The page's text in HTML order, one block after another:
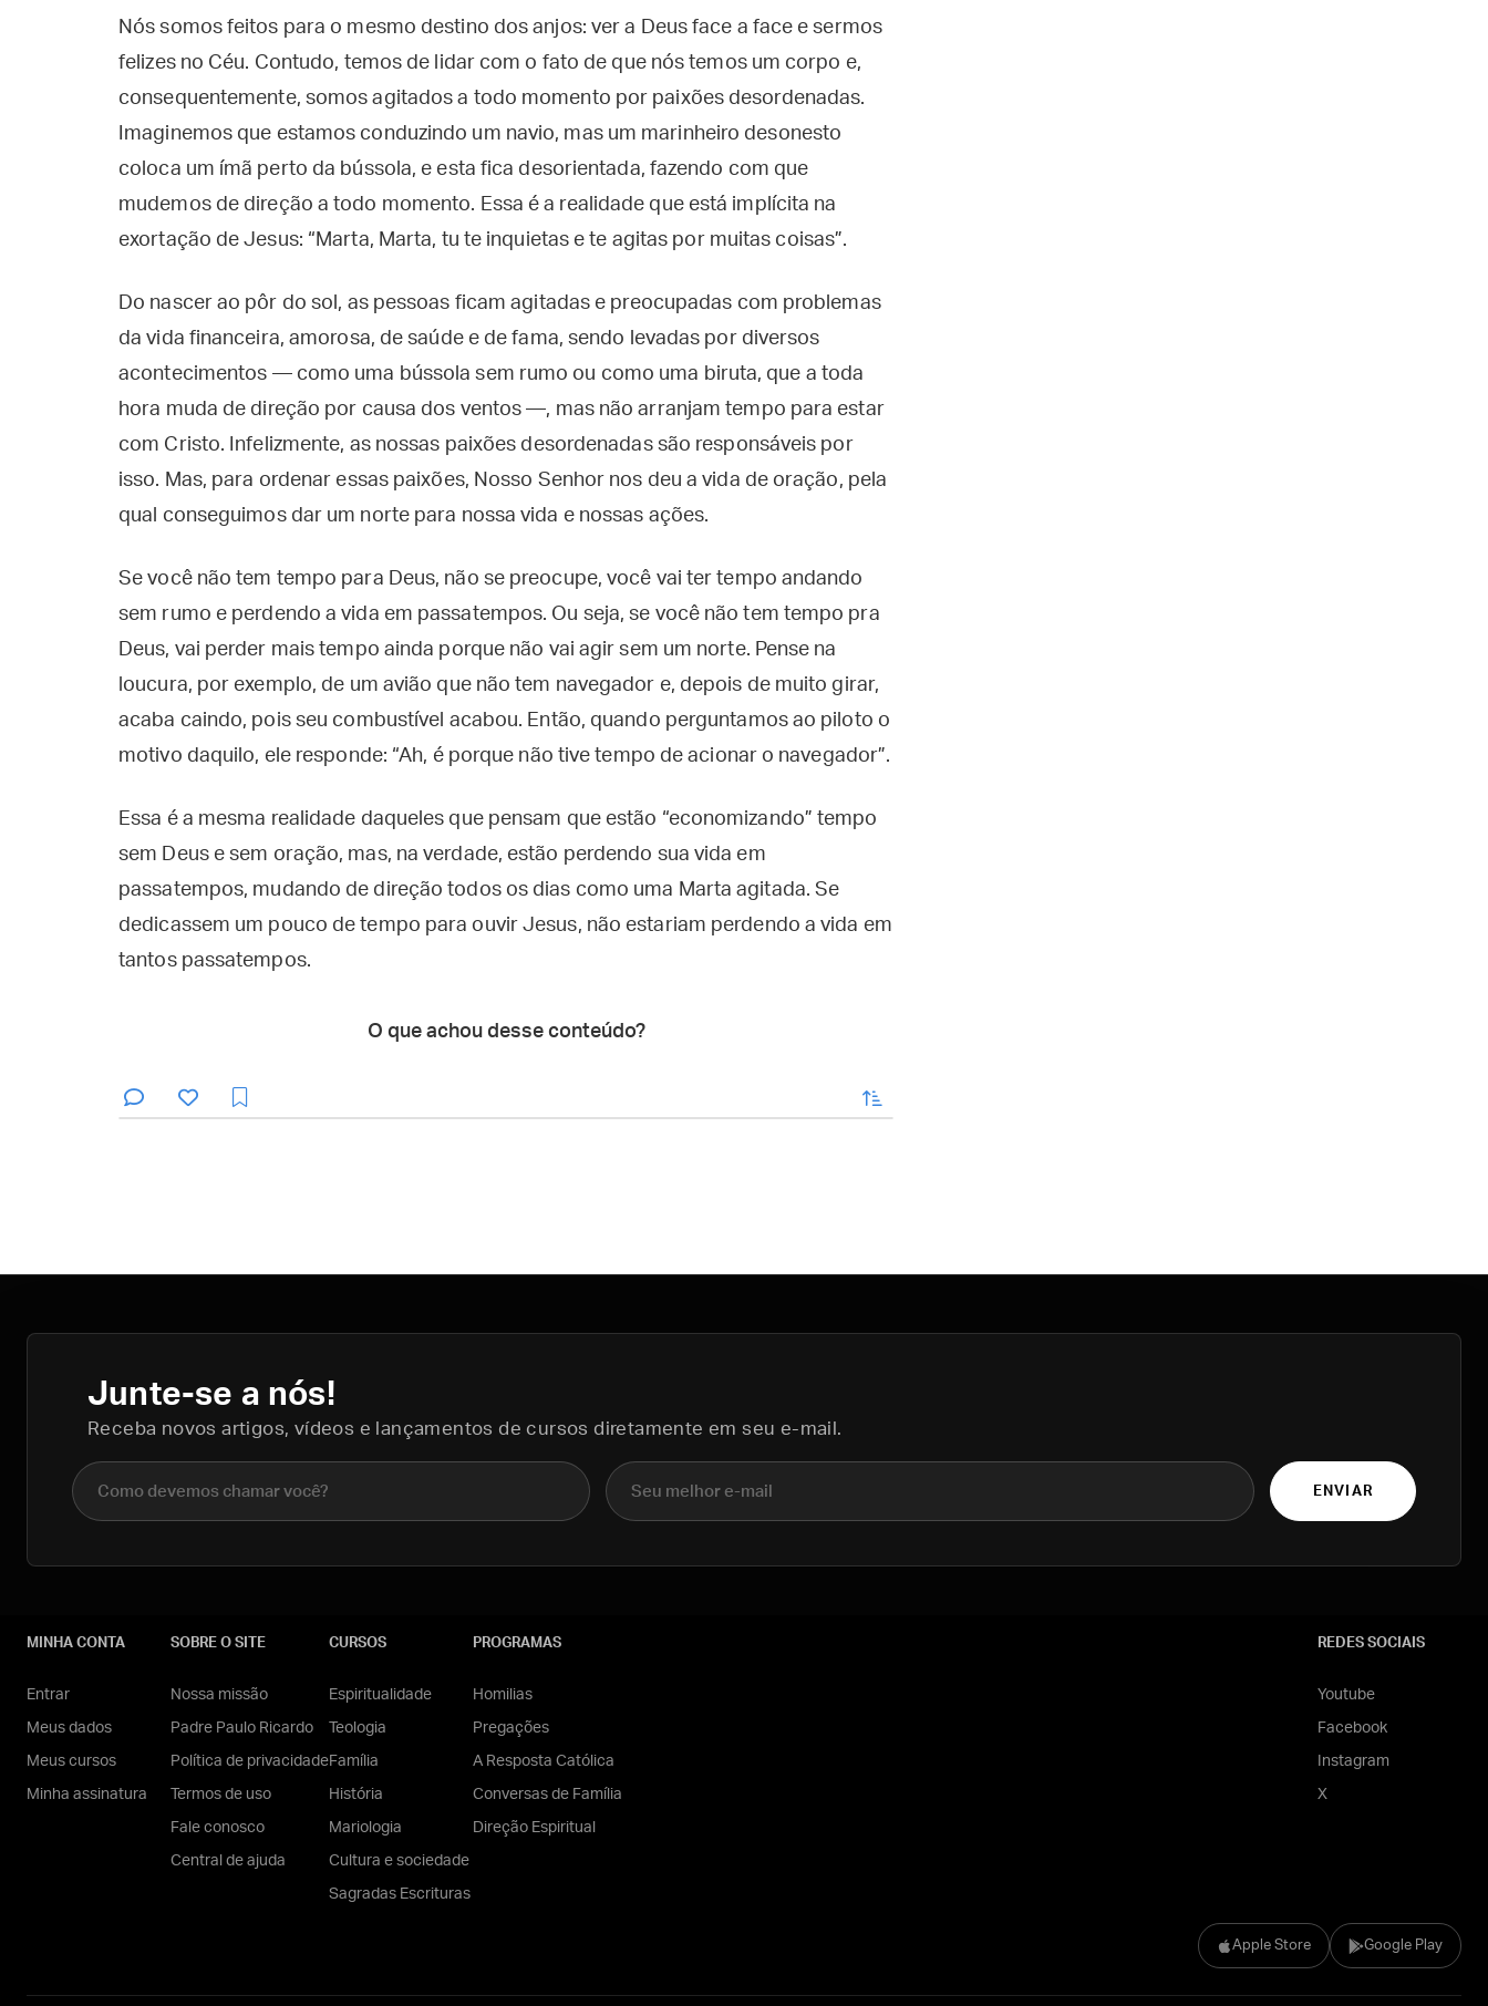
Nós somos feitos para o mesmo destino dos anjos: ver a Deus face a face e sermos
felizes no Céu. Contudo, temos de lidar com o fato de que nós temos um corpo e,
consequentemente, somos agitados a todo momento por paixões desordenadas.
Imaginemos que estamos conduzindo um navio, mas um marinheiro desonesto
coloca um ímã perto da bússola, e esta fica desorientada, fazendo com que
mudemos de direção a todo momento. Essa é a realidade que está implícita na
exortação de Jesus: “Marta, Marta, tu te inquietas e te agitas por muitas coisas”.
Do nascer ao pôr do sol, as pessoas ficam agitadas e preocupadas com problemas
da vida financeira, amorosa, de saúde e de fama, sendo levadas por diversos
acontecimentos — como uma bússola sem rumo ou como uma biruta, que a toda
hora muda de direção por causa dos ventos —, mas não arranjam tempo para estar
com Cristo. Infelizmente, as nossas paixões desordenadas são responsáveis por
isso. Mas, para ordenar essas paixões, Nosso Senhor nos deu a vida de oração, pela
qual conseguimos dar um norte para nossa vida e nossas ações.
Se você não tem tempo para Deus, não se preocupe, você vai ter tempo andando
sem rumo e perdendo a vida em passatempos. Ou seja, se você não tem tempo pra
Deus, vai perder mais tempo ainda porque não vai agir sem um norte. Pense na
loucura, por exemplo, de um avião que não tem navegador e, depois de muito girar,
acaba caindo, pois seu combustível acabou. Então, quando perguntamos ao piloto o
motivo daquilo, ele responde: “Ah, é porque não tive tempo de acionar o navegador”.
Essa é a mesma realidade daqueles que pensam que estão “economizando” tempo
sem Deus e sem oração, mas, na verdade, estão perdendo sua vida em
passatempos, mudando de direção todos os dias como uma Marta agitada. Se
dedicassem um pouco de tempo para ouvir Jesus, não estariam perdendo a vida em
tantos passatempos.
O que achou desse conteúdo?
enviar
Junte-se a nós!
Receba novos artigos, vídeos e lançamentos de cursos diretamente em seu e-mail.
Nome completo E-mail
ENVIAR
Apple Store Google Play
MINHA CONTA
Entrar
Meus dados
Meus cursos
Minha assinatura
SOBRE O SITE
Nossa missão
Padre Paulo Ricardo
Política de privacidade
Termos de uso
Fale conosco
Central de ajuda
CURSOS
Espiritualidade
Teologia
Família
História
Mariologia
Cultura e sociedade
Sagradas Escrituras
PROGRAMAS
Homilias
Pregações
A Resposta Católica
Conversas de Família
Direção Espiritual
REDES SOCIAIS
Youtube
Facebook
Instagram
X